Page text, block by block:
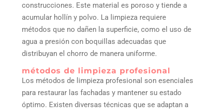
construcciones. Este material es poroso y tiende a
acumular hollín y polvo. La limpieza requiere
métodos que no dañen la superficie, como el uso de
agua a presión con boquillas adecuadas que
distribuyan el chorro de manera uniforme.
métodos de limpieza profesional
Los métodos de limpieza profesional son esenciales
para restaurar las fachadas y mantener su estado
óptimo. Existen diversas técnicas que se adaptan a